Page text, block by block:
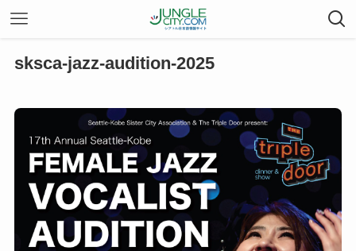
sksca-jazz-audition-2025